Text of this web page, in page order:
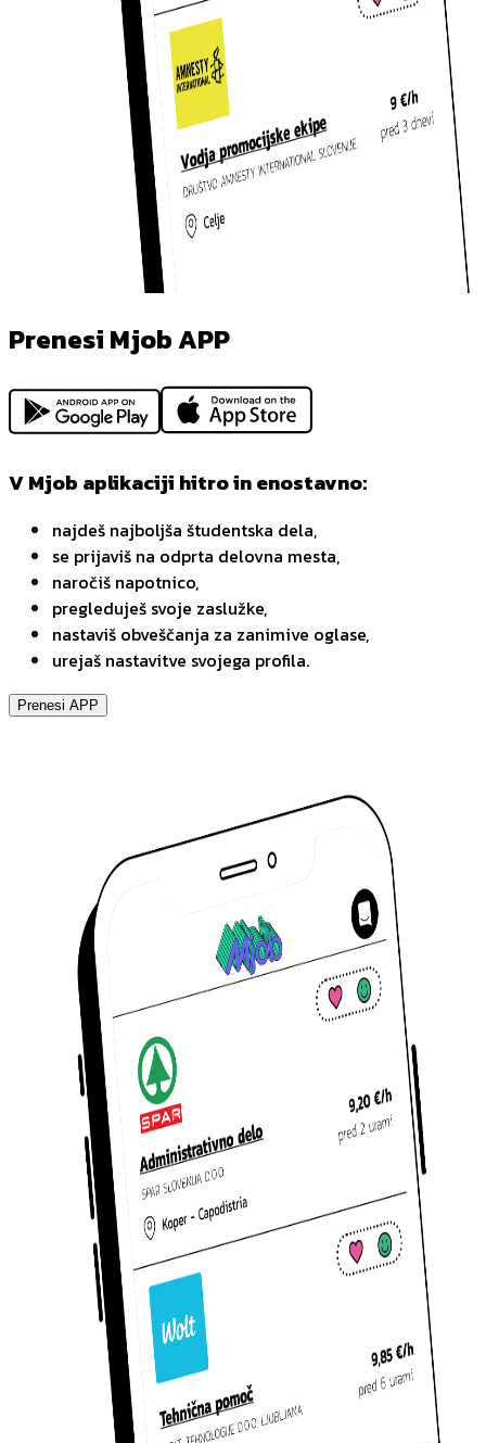
Prenesi Mjob APP
V Mjob aplikaciji hitro in enostavno:
najdeš najboljša študentska dela,
se prijaviš na odprta delovna mesta,
naročiš napotnico,
pregleduješ svoje zaslužke,
nastaviš obveščanja za zanimive oglase,
urejaš nastavitve svojega profila.
Prenesi APP